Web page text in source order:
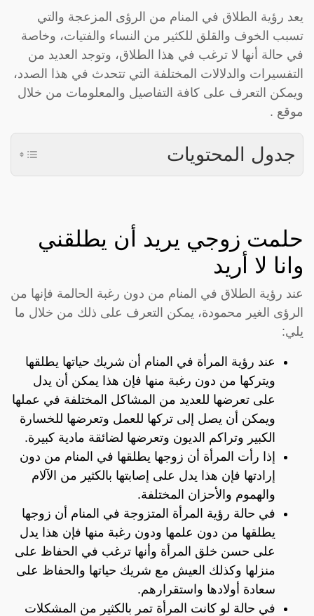
يعد رؤية الطلاق في المنام من الرؤى المزعجة والتي
تسبب الخوف والقلق للكثير من النساء والفتيات، وخاصة
في حالة أنها لا ترغب في هذا الطلاق، وتوجد العديد من
التفسيرات والدلالات المختلفة التي تتحدث في هذا الصدد،
ويمكن التعرف على كافة التفاصيل والمعلومات من خلال
موقع .
جدول المحتويات
حلمت زوجي يريد أن يطلقني
وانا لا أريد
عند رؤية الطلاق في المنام من دون رغبة الحالمة فإنها من
الرؤى الغير محمودة، يمكن التعرف على ذلك من خلال ما
يلي:
عند رؤية المرأة في المنام أن شريك حياتها يطلقها
ويتركها من دون رغبة منها فإن هذا يمكن أن يدل
على تعرضها للعديد من المشاكل المختلفة في عملها
ويمكن أن يصل إلى تركها للعمل وتعرضها للخسارة
الكبير وتراكم الديون وتعرضها لضائقة مادية كبيرة.
إذا رأت المرأة أن زوجها يطلقها في المنام من دون
إرادتها فإن هذا يدل على إصابتها بالكثير من الآلام
والهموم والأحزان المختلفة.
في حالة رؤية المرأة المتزوجة في المنام أن زوجها
يطلقها من دون علمها ودون رغبة منها فإن هذا يدل
على حسن خلق المرأة وأنها ترغب في الحفاظ على
منزلها وكذلك العيش مع شريك حياتها والحفاظ على
سعادة أولادها واستقرارهم.
في حالة لو كانت المرأة تمر بالكثير من المشكلات